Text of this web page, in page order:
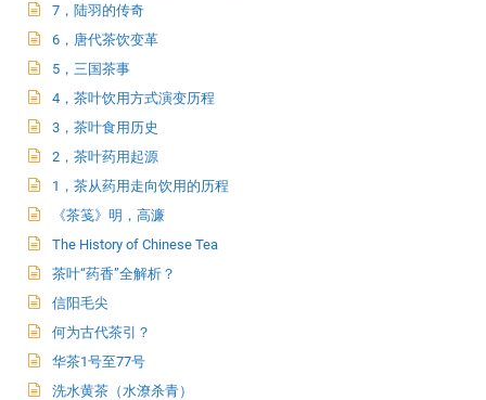
7，陆羽的传奇
6，唐代茶饮变革
5，三国茶事
4，茶叶饮用方式演变历程
3，茶叶食用历史
2，茶叶药用起源
1，茶从药用走向饮用的历程
《茶笺》明，高濂
The History of Chinese Tea
茶叶“药香”全解析？
信阳毛尖
何为古代茶引？
华茶1号至77号
洗水黄茶（水潦杀青）